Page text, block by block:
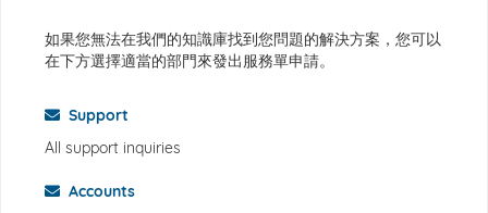
如果您無法在我們的知識庫找到您問題的解決方案，您可以
在下方選擇適當的部門來發出服務單申請。
Support
All support inquiries
Accounts